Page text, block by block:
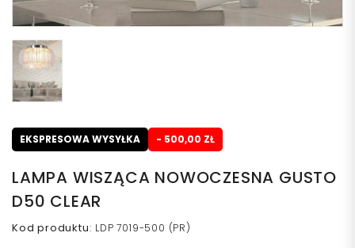
EKSPRESOWA WYSYŁKA - 500,00 ZŁ
LAMPA WISZĄCA NOWOCZESNA GUSTO
D50 CLEAR
Kod produktu: LDP 7019-500 (PR)